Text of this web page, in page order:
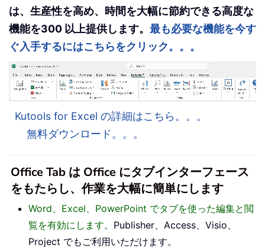
は、生産性を高め、時間を大幅に節約できる高度な
機能を300 以上提供します。 最も必要な機能を今す
ぐ入手するにはこちらをクリック。。。
Kutools for Excel の詳細はこちら。。。
無料ダウンロード。。。
Office Tab は Office にタブインターフェース
をもたらし、作業を大幅に簡単にします
Word、Excel、PowerPoint でタブを使った編集と閲
覧を有効にします。 Publisher、Access、Visio、
Project でもご利用いただけます。